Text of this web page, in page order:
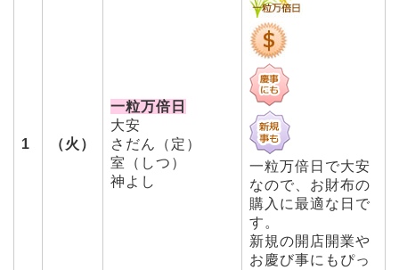
1 （火）
一粒万倍日
大安
さだん（定）
室（しつ）
神よし
一粒万倍日で大安
なので、お財布の
購入に最適な日で
す。
新規の開店開業や
お慶び事にもぴっ